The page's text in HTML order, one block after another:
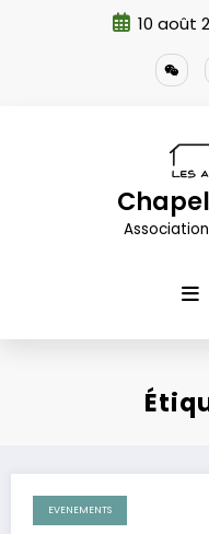
10 août
20 mai 2014
EVENEMENTS